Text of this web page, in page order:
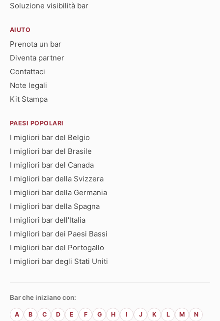
Soluzione visibilità bar
AIUTO
Prenota un bar
Diventa partner
Contattaci
Note legali
Kit Stampa
PAESI POPOLARI
I migliori bar del Belgio
I migliori bar del Brasile
I migliori bar del Canada
I migliori bar della Svizzera
I migliori bar della Germania
I migliori bar della Spagna
I migliori bar dell'Italia
I migliori bar dei Paesi Bassi
I migliori bar del Portogallo
I migliori bar degli Stati Uniti
Bar che iniziano con:
A B C D E F G H I J K L M N